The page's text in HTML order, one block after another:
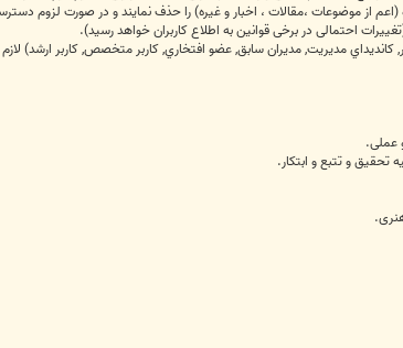
از موضوعات ،مقالات ، اخبار و غیره) را حذف نمایند و در صورت لزوم
کانديداي مديريت, مديران سابق, عضو افتخاري, کاربر متخصص, کاربر ارشد)